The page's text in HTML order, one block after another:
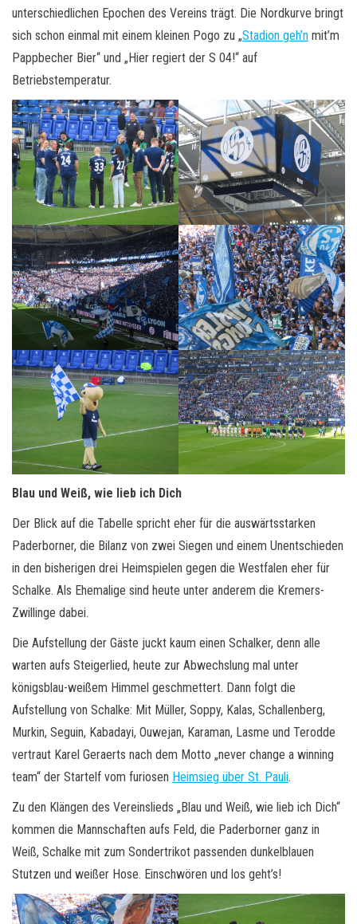
unterschiedlichen Epochen des Vereins trägt. Die Nordkurve bringt
sich schon einmal mit einem kleinen Pogo zu „Stadion geh’n mit’m
Pappbecher Bier“ und „Hier regiert der S 04!“ auf
Betriebstemperatur.
Blau und Weiß, wie lieb ich Dich
Der Blick auf die Tabelle spricht eher für die auswärtsstarken
Paderborner, die Bilanz von zwei Siegen und einem Unentschieden
in den bisherigen drei Heimspielen gegen die Westfalen eher für
Schalke. Als Ehemalige sind heute unter anderem die Kremers-
Zwillinge dabei.
Die Aufstellung der Gäste juckt kaum einen Schalker, denn alle
warten aufs Steigerlied, heute zur Abwechslung mal unter
königsblau-weißem Himmel geschmettert. Dann folgt die
Aufstellung von Schalke: Mit Müller, Soppy, Kalas, Schallenberg,
Murkin, Seguin, Kabadayi, Ouwejan, Karaman, Lasme und Terodde
vertraut Karel Geraerts nach dem Motto „never change a winning
team“ der Startelf vom furiosen Heimsieg über St. Pauli.
Zu den Klängen des Vereinslieds „Blau und Weiß, wie lieb ich Dich“
kommen die Mannschaften aufs Feld, die Paderborner ganz in
Weiß, Schalke mit zum Sondertrikot passenden dunkelblauen
Stutzen und weißer Hose. Einschwören und los geht’s!